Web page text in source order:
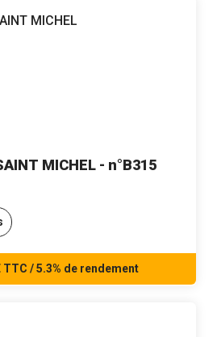
APART'HÔTEL SAINT MICHEL - n°B315
TTC / 5.3% de rendement